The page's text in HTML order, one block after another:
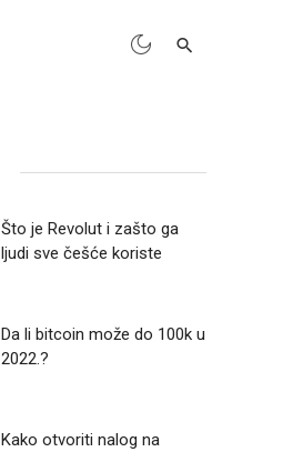
Što je Revolut i zašto ga
ljudi sve češće koriste
Da li bitcoin može do 100k u
2022.?
Kako otvoriti nalog na